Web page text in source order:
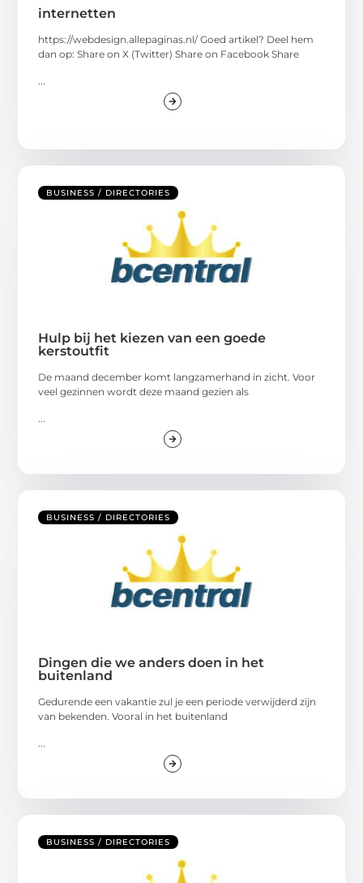
internetten
https://webdesign.allepaginas.nl/ Goed artikel? Deel hem
dan op: Share on X (Twitter) Share on Facebook Share
BUSINESS / DIRECTORIES
Hulp bij het kiezen van een goede
kerstoutfit
De maand december komt langzamerhand in zicht. Voor
veel gezinnen wordt deze maand gezien als
BUSINESS / DIRECTORIES
Dingen die we anders doen in het
buitenland
Gedurende een vakantie zul je een periode verwijderd zijn
van bekenden. Vooral in het buitenland
BUSINESS / DIRECTORIES